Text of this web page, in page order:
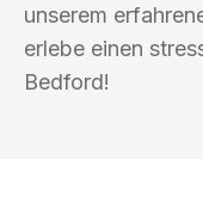
unserem
erlebe einen
Bedford!